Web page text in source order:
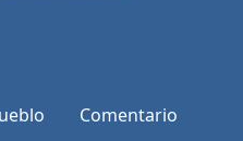
Comentario